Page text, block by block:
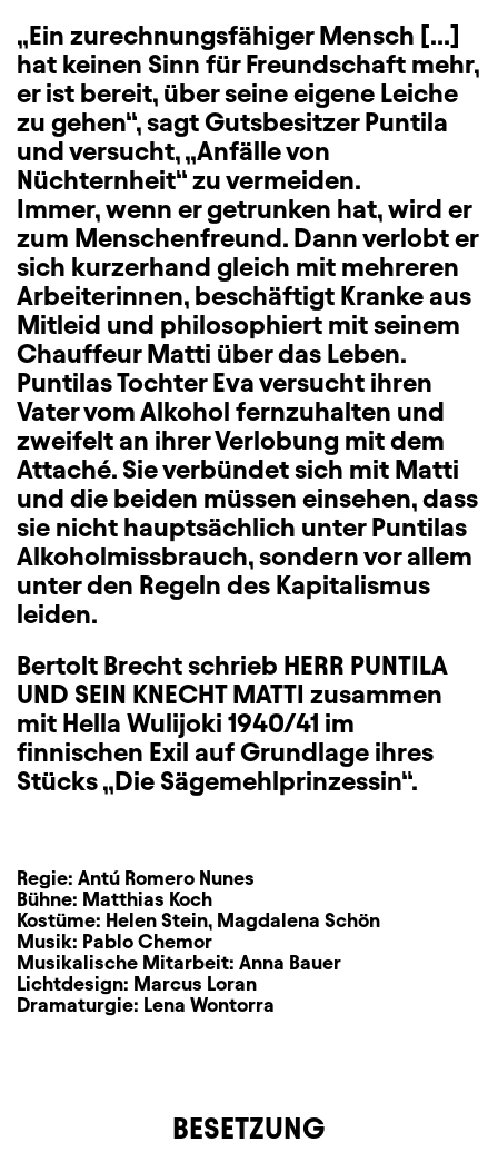
„Ein zurechnungsfähiger Mensch […]
hat keinen Sinn für Freundschaft mehr,
er ist bereit, über seine eigene Leiche
zu gehen“, sagt Gutsbesitzer Puntila
und versucht, „Anfälle von
Nüchternheit“ zu vermeiden.
Immer, wenn er getrunken hat, wird er
zum Menschenfreund. Dann verlobt er
sich kurzerhand gleich mit mehreren
Arbeiterinnen, beschäftigt Kranke aus
Mitleid und philosophiert mit seinem
Chauffeur Matti über das Leben.
Puntilas Tochter Eva versucht ihren
Vater vom Alkohol fernzuhalten und
zweifelt an ihrer Verlobung mit dem
Attaché. Sie verbündet sich mit Matti
und die beiden müssen einsehen, dass
sie nicht hauptsächlich unter Puntilas
Alkoholmissbrauch, sondern vor allem
unter den Regeln des Kapitalismus
leiden.
Bertolt Brecht schrieb HERR PUNTILA
UND SEIN KNECHT MATTI zusammen
mit Hella Wulijoki 1940/41 im
finnischen Exil auf Grundlage ihres
Stücks „Die Sägemehlprinzessin“.
Regie: Antú Romero Nunes
Bühne: Matthias Koch
Kostüme: Helen Stein, Magdalena Schön
Musik: Pablo Chemor
Musikalische Mitarbeit: Anna Bauer
Lichtdesign: Marcus Loran
Dramaturgie: Lena Wontorra
BESETZUNG